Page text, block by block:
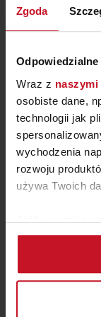
Zgoda
Wraz z
osobiste dane,
technologii jak
wychodzenia
rozwoju
używa Twoich
Jeśli wyrazisz